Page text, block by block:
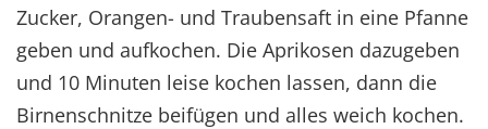
Zucker, Orangen- und Traubensaft in eine Pfanne
geben und aufkochen. Die Aprikosen dazugeben
und 10 Minuten leise kochen lassen, dann die
Birnenschnitze beifügen und alles weich kochen.